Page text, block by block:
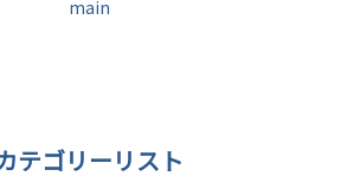
main
テゴリーリスト